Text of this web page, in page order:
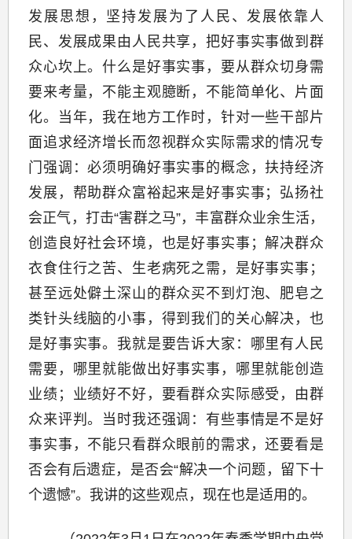
发展思想，坚持发展为了人民、发展依靠人
民、发展成果由人民共享，把好事实事做到群
众心坎上。什么是好事实事，要从群众切身需
要来考量，不能主观臆断，不能简单化、片面
化。当年，我在地方工作时，针对一些干部片
面追求经济增长而忽视群众实际需求的情况专
门强调：必须明确好事实事的概念，扶持经济
发展，帮助群众富裕起来是好事实事；弘扬社
会正气，打击“害群之马”，丰富群众业余生活，
创造良好社会环境，也是好事实事；解决群众
衣食住行之苦、生老病死之需，是好事实事；
甚至远处僻土深山的群众买不到灯泡、肥皂之
类针头线脑的小事，得到我们的关心解决，也
是好事实事。我就是要告诉大家：哪里有人民
需要，哪里就能做出好事实事，哪里就能创造
业绩；业绩好不好，要看群众实际感受，由群
众来评判。当时我还强调：有些事情是不是好
事实事，不能只看群众眼前的需求，还要看是
否会有后遗症，是否会“解决一个问题，留下十
个遗憾”。我讲的这些观点，现在也是适用的。